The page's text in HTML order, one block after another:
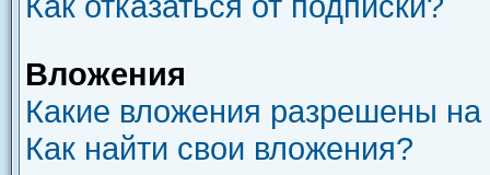
Вложения
Какие вложения разрешены
Как найти свои вложения?